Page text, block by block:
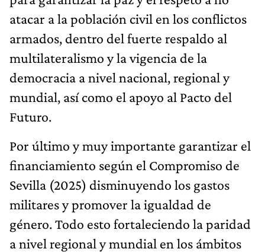
atacar a la población civil en los conflictos
armados, dentro del fuerte respaldo al
multilateralismo y la vigencia de la
democracia a nivel nacional, regional y
mundial, así como el apoyo al Pacto del
Futuro.
Por último y muy importante garantizar el
financiamiento según el Compromiso de
Sevilla (2025) disminuyendo los gastos
militares y promover la igualdad de
género. Todo esto fortaleciendo la paridad
a nivel regional y mundial en los ámbitos